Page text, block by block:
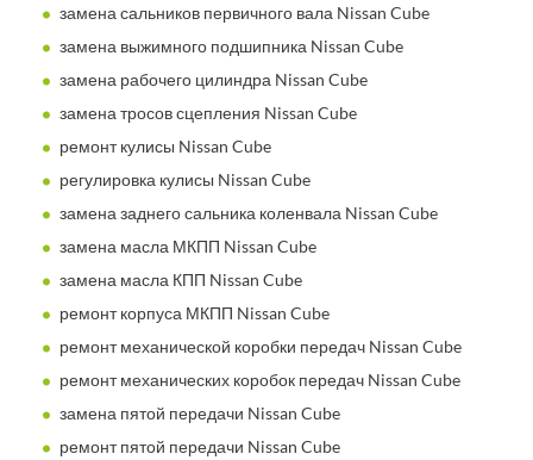
замена сальников первичного вала Nissan Cube
замена выжимного подшипника Nissan Cube
замена рабочего цилиндра Nissan Cube
замена тросов сцепления Nissan Cube
ремонт кулисы Nissan Cube
регулировка кулисы Nissan Cube
замена заднего сальника коленвала Nissan Cube
замена масла МКПП Nissan Cube
замена масла КПП Nissan Cube
ремонт корпуса МКПП Nissan Cube
ремонт механической коробки передач Nissan Cube
ремонт механических коробок передач Nissan Cube
замена пятой передачи Nissan Cube
ремонт пятой передачи Nissan Cube